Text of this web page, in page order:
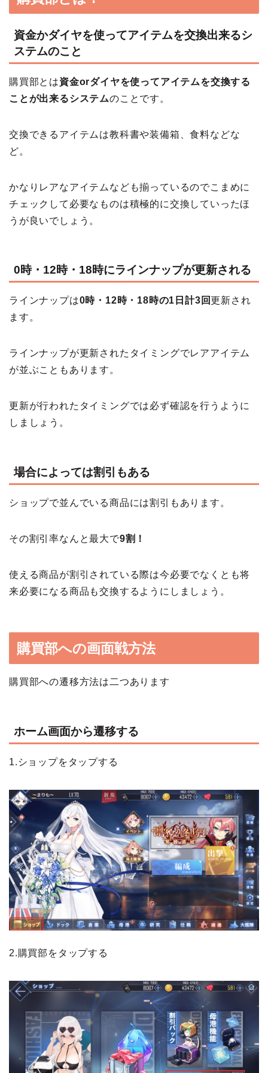
資金かダイヤを使ってアイテムを交換出来るシ
ステムのこと
購買部とは資金orダイヤを使ってアイテムを交換する
ことが出来るシステムのことです。
交換できるアイテムは教科書や装備箱、食料などな
ど。
かなりレアなアイテムなども揃っているのでこまめに
チェックして必要なものは積極的に交換していったほ
うが良いでしょう。
0時・12時・18時にラインナップが更新される
ラインナップは0時・12時・18時の1日計3回更新され
ます。
ラインナップが更新されたタイミングでレアアイテム
が並ぶこともあります。
更新が行われたタイミングでは必ず確認を行うように
しましょう。
場合によっては割引もある
ショップで並んでいる商品には割引もあります。
その割引率なんと最大で9割！
使える商品が割引されている際は今必要でなくとも将
来必要になる商品も交換するようにしましょう。
購買部への画面戦方法
購買部への遷移方法は二つあります
ホーム画面から遷移する
1.ショップをタップする
2.購買部をタップする